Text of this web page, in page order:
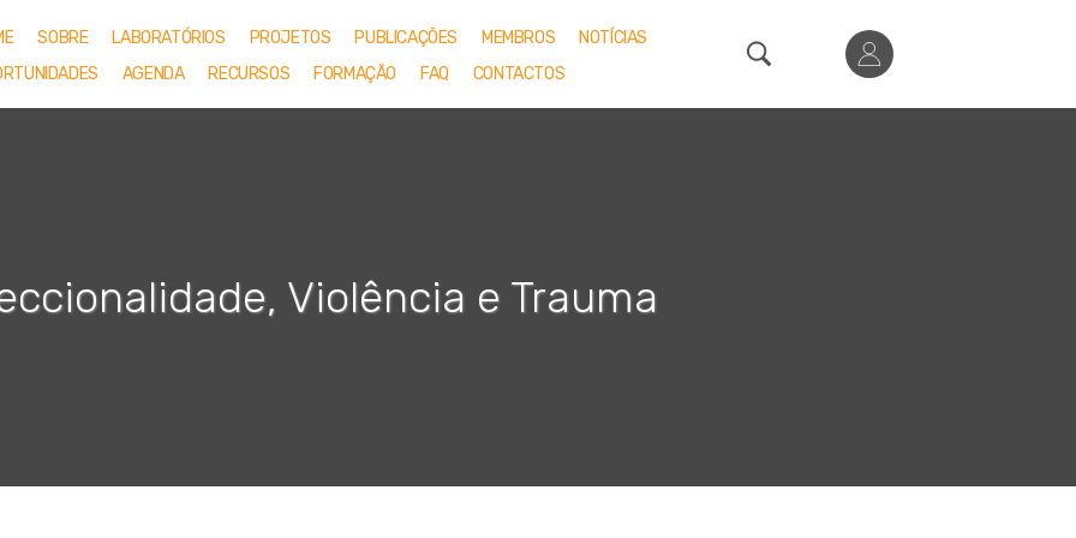
SOBRE LABORATÓRIOS PROJETOS PUBLICAÇÕES MEMBROS
NOTÍCIAS
AGENDA RECURSOS FORMAÇÃO FAQ CONTACTOS
Violência e Trauma